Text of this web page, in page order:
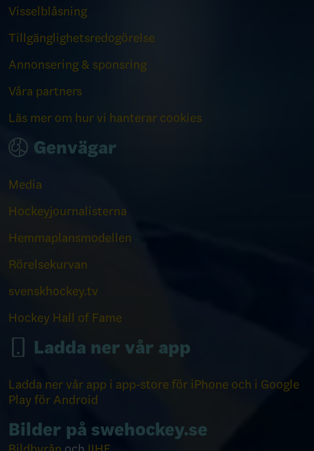
Visselblåsning
Tillgänglighetsredogörelse
Annonsering & sponsring
Våra partners
Läs mer om hur vi hanterar cookies
Genvägar
Media
Hockeyjournalisterna
Hemmaplansmodellen
Rörelsekurvan
svenskhockey.tv
Hockey Hall of Fame
Ladda ner vår app
Ladda ner vår app i app-store för iPhone och i Google
Play för Android
Bilder på swehockey.se